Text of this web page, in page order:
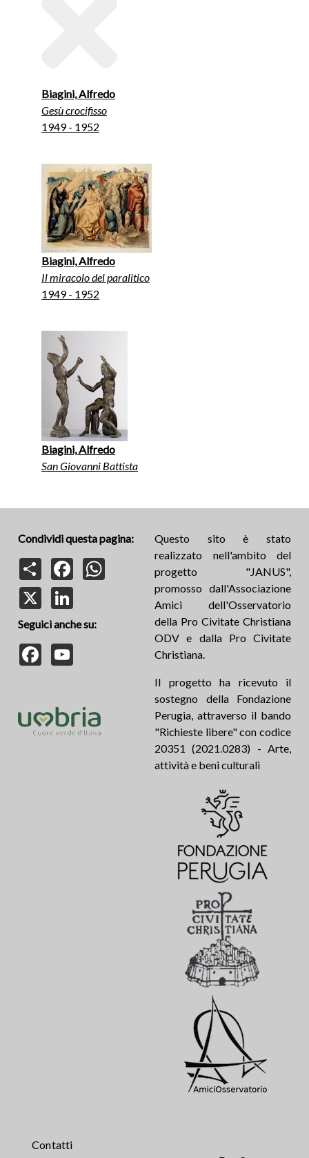
Biagini, Alfredo
Gesù crocifisso
1949 - 1952
Biagini, Alfredo
Il miracolo del paralitico
1949 - 1952
Biagini, Alfredo
San Giovanni Battista
Condividi questa pagina:
Share
FacebookWhatsApp
Seguici anche su:
Facebook
Questo sito è stato
realizzato nell'ambito del
progetto "JANUS",
promosso dall'Associazione
Amici dell'Osservatorio
della Pro Civitate Christiana
ODV e dalla Pro Civitate
Christiana.
Il progetto ha ricevuto il
sostegno della Fondazione
Perugia, attraverso il bando
"Richieste libere" con codice
20351 (2021.0283) - Arte,
attività e beni culturali
Contatti